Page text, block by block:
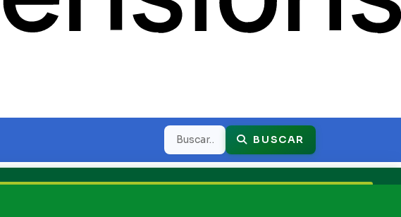
Buscar BUSCAR